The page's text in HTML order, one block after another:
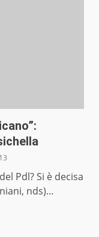
Pdl? Si è decisa
nds)...